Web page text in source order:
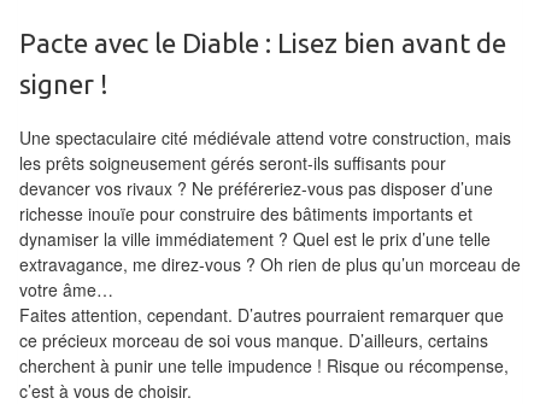
de
société
Jeux
de
cartes
à
Collectionner
(TCG)
Les
Classiques
Pacte avec le Diable : Lisez bien avant de
signer !
Une spectaculaire cité médiévale attend votre construction, mais
les prêts soigneusement gérés seront-ils suffisants pour
devancer vos rivaux ? Ne préféreriez-vous pas disposer d’une
richesse inouïe pour construire des bâtiments importants et
dynamiser la ville immédiatement ? Quel est le prix d’une telle
extravagance, me direz-vous ? Oh rien de plus qu’un morceau de
votre âme…
Faites attention, cependant. D’autres pourraient remarquer que
ce précieux morceau de soi vous manque. D’ailleurs, certains
cherchent à punir une telle impudence ! Risque ou récompense,
c’est à vous de choisir.